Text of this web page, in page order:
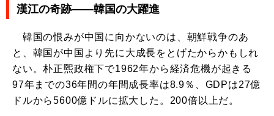
漢江の奇跡――韓国の大躍進
韓国の恨みが中国に向かないのは、朝鮮戦争のあ
と、韓国が中国より先に大成長をとげたからかもしれ
ない。朴正煕政権下で1962年から経済危機が起きる
97年までの36年間の年間成長率は8.9％、GDPは27億
ドルから5600億ドルに拡大した。200倍以上だ。